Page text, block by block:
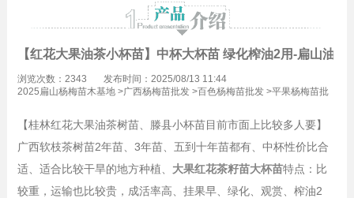
【红花大果油茶小杯苗】中杯大杯苗 绿化榨油2用-扁山油茶
浏览次数：2343
发布时间：2025/08/13 11:44
2025扁山杨梅苗木基地>广西杨梅苗批发>百色杨梅苗批发>平果杨梅苗批
【桂林红花大果油茶树苗、滕县小杯苗目前市面上比较多人要】
广西软枝茶树苗2年苗、3年苗、五到十年苗都有、中杯性价比合
适、适合比较干旱的地方种植、 大果红花茶籽苗大杯苗特点：比
较重，运输也比较贵，成活率高、挂果早、绿化、观赏、榨油2